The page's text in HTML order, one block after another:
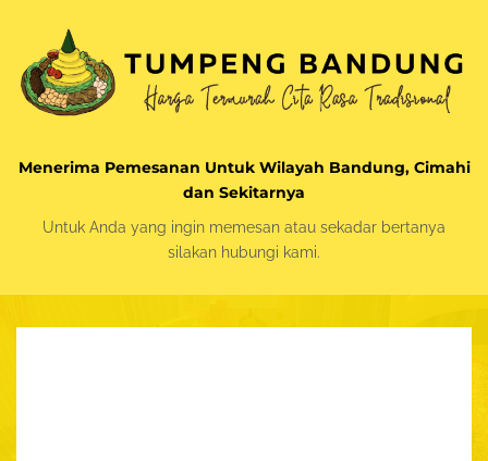
Menerima Pemesanan Untuk Wilayah Bandung, Cimahi
dan Sekitarnya
Untuk Anda yang ingin memesan atau sekadar bertanya
silakan hubungi kami.